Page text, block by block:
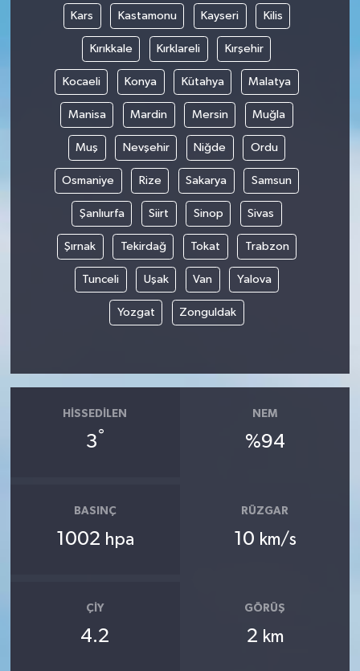
Kars Kastamonu Kayseri Kilis
Kırıkkale Kırklareli Kırşehir
Kocaeli Konya Kütahya Malatya
Manisa Mardin Mersin Muğla
Muş Nevşehir Niğde Ordu
Osmaniye Rize Sakarya Samsun
Şanlıurfa Siirt Sinop Sivas
Şırnak Tekirdağ Tokat Trabzon
Tunceli Uşak Van Yalova
Yozgat Zonguldak
HISSEDILEN
3°
NEM
%94
BASINÇ
1002 hpa
RÜZGAR
10 km/s
ÇIY
4.2
GÖRÜŞ
2 km